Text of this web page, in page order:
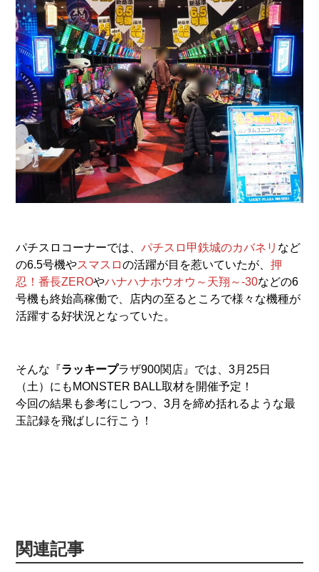
パチスロコーナーでは、パチスロ甲鉄城のカバネリ など
の6.5号機やスマスロの活躍が目を惹いていたが、押
忍！番長ZEROやハナハナホウオウ～天翔～-30などの6
号機も終始高稼働で、店内の至るところで様々な機種が
活躍する好状況となっていた。
そんな『 ラッキープラザ900関店』では、3月25日
（土）にもMONSTER BALL取材を開催予定！
今回の結果も参考にしつつ、3月を締め括れるような最
玉記録を飛ばしに行こう！
関連記事